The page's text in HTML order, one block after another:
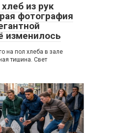
из рук
фотография
на пол хлеба в зале
тишина. Свет